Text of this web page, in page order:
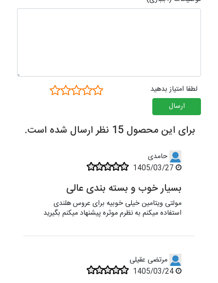
لطفا امتیاز بدهید
ارسال
برای این محصول 15 نظر ارسال شده است.
حامدی
بسیار خوب و بسته بندی عالی
مولتی ویتامین خیلی خوبیه برای عروس هلندی
استفاده میکنم به نظرم موثره پیشنهاد میکنم بگیرید
مرتضی عقیلی